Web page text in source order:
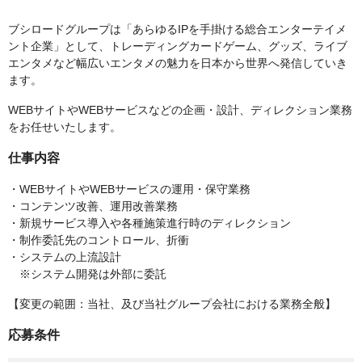
ブシロードグループは「あらゆるIPを手掛ける総合エンターテイメ
ント企業」として、トレーディングカードゲーム、グッズ、ライブ
エンタメなど幅広いエンタメの魅力を日本から世界へ発信していき
ます。
WEBサイトやWEBサービスなどの企画・設計、ディレクション業務
をお任せいたします。
仕事内容
・WEBサイトやWEBサービスの運用・保守業務
・コンテンツ改善、運用改善業務
・新規サービス導入や各種施策進行時のディレクション
・制作委託先のコントロール、折衝
・システムの上流設計
※システム開発は外部に委託
【変更の範囲：当社、及び当社グループ会社における業務全般】
応募条件